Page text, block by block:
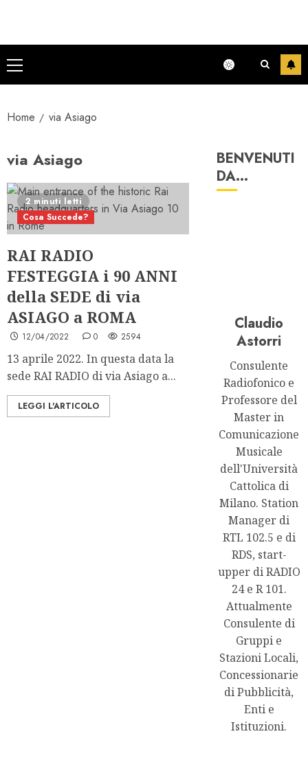
Menu
principale
Home via Asiago
via Asiago
2 minuti letti
Cosa Succede?
RAI RADIO
FESTEGGIA i 90 ANNI
della SEDE di via
ASIAGO a ROMA
12/04/2022 0 2594
13 aprile 2022. In questa data la
sede RAI RADIO di via Asiago a...
LEGGI L'ARTICOLO
BENVENUTI
DA…
Claudio
Astorri
Consulente
Radiofonico e
Professore del
Master in
Comunicazione
Musicale
dell'Università
Cattolica di
Milano. Station
Manager di
RTL 102.5 e di
RDS, start-
upper di RADIO
24 e R 101.
Attualmente
Consulente di
Gruppi e
Stazioni Locali,
Concessionarie
di Pubblicità,
Enti e
Istituzioni.